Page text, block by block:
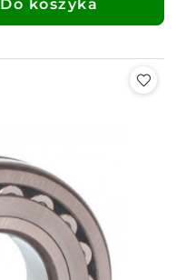
Do koszyka